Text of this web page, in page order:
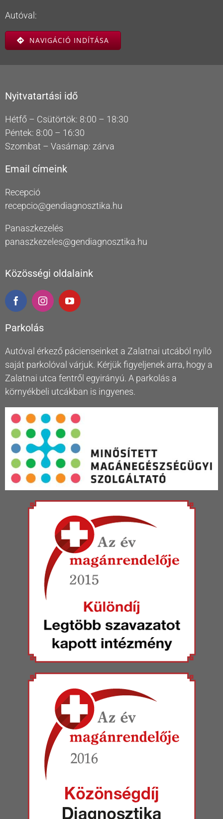
Autóval:
NAVIGÁCIÓ INDÍTÁSA
Nyitvatartási idő
Hétfő – Csütörtök: 8:00 – 18:30
Péntek: 8:00 – 16:30
Szombat – Vasárnap: zárva
Email címeink
Recepció
recepcio@gendiagnosztika.hu
Panaszkezelés
panaszkezeles@gendiagnosztika.hu
Közösségi oldalaink
Parkolás
Autóval érkező pácienseinket a Zalatnai utcából nyíló
saját parkolóval várjuk. Kérjük figyeljenek arra, hogy a
Zalatnai utca fentről egyirányú. A parkolás a
környékbeli utcákban is ingyenes.